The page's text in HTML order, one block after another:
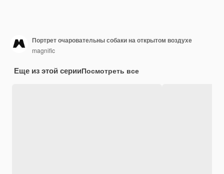
Портрет очаровательны собаки на открытом воздухе
magnific
Еще из этой серииПосмотреть все